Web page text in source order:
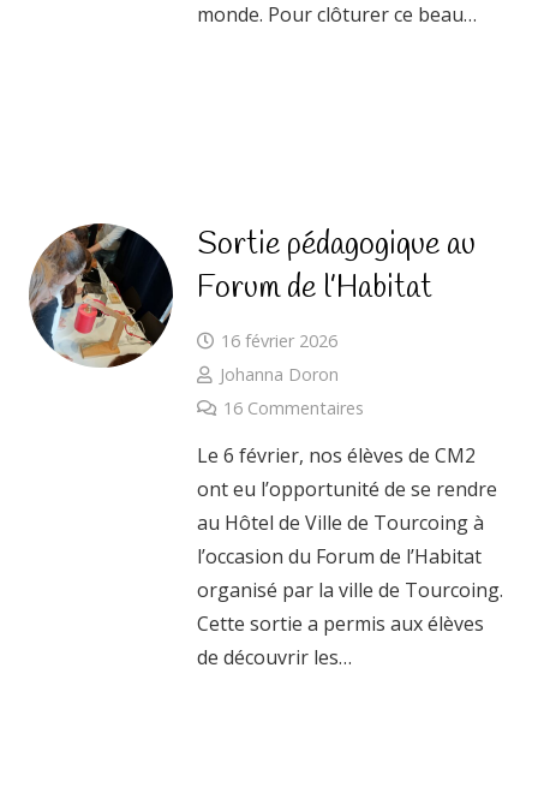
monde. Pour clôturer ce beau…
Sortie pédagogique au
Forum de l’Habitat
16 février 2026
Johanna Doron
16 Commentaires
Le 6 février, nos élèves de CM2
ont eu l’opportunité de se rendre
au Hôtel de Ville de Tourcoing à
l’occasion du Forum de l’Habitat
organisé par la ville de Tourcoing.
Cette sortie a permis aux élèves
de découvrir les…